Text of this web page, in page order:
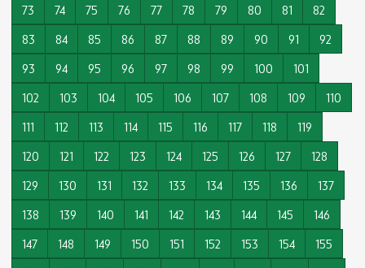
73
74 75 76 77 78 79 80 81
82
83
84 85 86 87 88 89 90 91
92
93
94 95 96 97 98 99 100
101
102
103 104 105 106 107 108 109
110
111
112 113 114 115 116 117 118
119
120
121 122 123 124 125 126 127
128
129
130 131 132 133 134 135 136
137
138
139 140 141 142 143 144 145
146
147
148 149 150 151 152 153 154
155